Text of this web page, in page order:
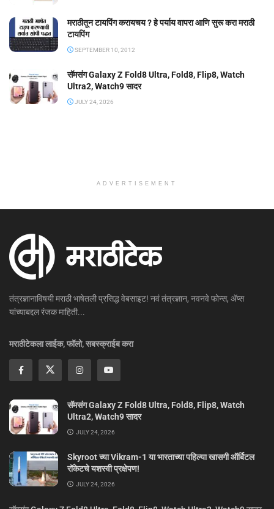
मराठीतून टायपिंग करायचय ? हे पर्याय वापरा आणि सुरू करा मराठी
टायपिंग
SEPTEMBER 10, 2012
सॅमसंग Galaxy Z Fold8 Ultra, Fold8, Flip8, Watch
Ultra2, Watch9 सादर
JULY 24, 2026
ADVERTISEMENT
तंत्रज्ञानाविषयी मराठी भाषेतली प्रसिद्ध वेबसाइट! नवं तंत्रज्ञान, नवनवे फोन्स, ॲप्स
यांच्याबद्दल रंजक माहिती...
मराठीटेकला लाईक, फॉलो, सबस्क्राईब करा
सॅमसंग Galaxy Z Fold8 Ultra, Fold8, Flip8, Watch
Ultra2, Watch9 सादर
JULY 24, 2026
Skyroot च्या Vikram-1 या भारताच्या पहिल्या खासगी ऑर्बिटल
रॉकेटचे यशस्वी प्रक्षेपण!
JULY 24, 2026